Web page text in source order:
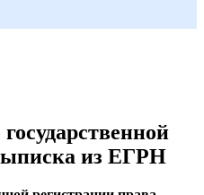
из ЕГРН